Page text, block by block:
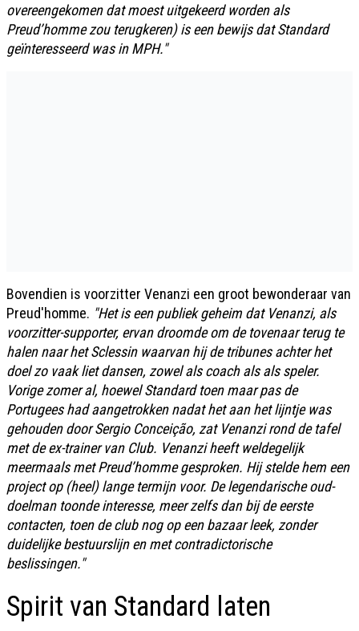
overeengekomen dat moest uitgekeerd worden als
Preud’homme zou terugkeren) is een bewijs dat Standard
geïnteresseerd was in MPH."
Bovendien is voorzitter Venanzi een groot bewonderaar van
Preud'homme. "Het is een publiek geheim dat Venanzi, als
voorzitter-supporter, ervan droomde om de tovenaar terug te
halen naar het Sclessin waarvan hij de tribunes achter het
doel zo vaak liet dansen, zowel als coach als als speler.
Vorige zomer al, hoewel Standard toen maar pas de
Portugees had aangetrokken nadat het aan het lijntje was
gehouden door Sergio Conceição, zat Venanzi rond de tafel
met de ex-trainer van Club. Venanzi heeft weldegelijk
meermaals met Preud’homme gesproken. Hij stelde hem een
project op (heel) lange termijn voor. De legendarische oud-
doelman toonde interesse, meer zelfs dan bij de eerste
contacten, toen de club nog op een bazaar leek, zonder
duidelijke bestuurslijn en met contradictorische
beslissingen."
Spirit van Standard laten